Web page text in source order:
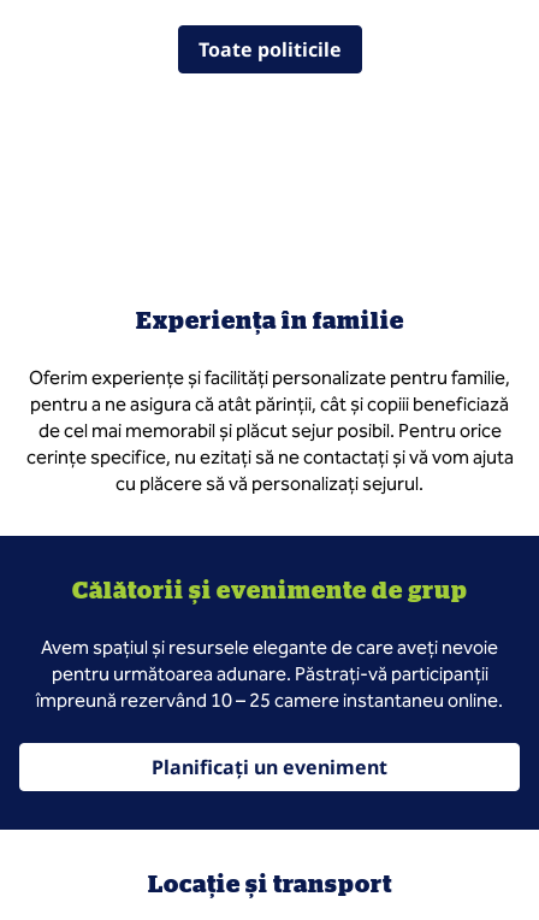
Toate politicile
Experiența în familie
Oferim experiențe și facilități personalizate pentru familie,
pentru a ne asigura că atât părinții, cât și copiii beneficiază
de cel mai memorabil și plăcut sejur posibil. Pentru orice
cerințe specifice, nu ezitați să ne contactați și vă vom ajuta
cu plăcere să vă personalizați sejurul.
Călătorii și evenimente de grup
Avem spațiul și resursele elegante de care aveți nevoie
pentru următoarea adunare. Păstrați-vă participanții
împreună rezervând 10 – 25 camere instantaneu online.
Planificați un eveniment
Locație și transport